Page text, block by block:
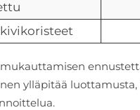
ylläpitää